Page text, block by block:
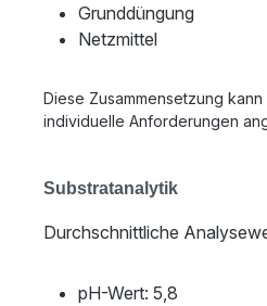
Grunddüngung
Netzmittel
Diese Zusammensetzung
individuelle Anforderungen
Substratanalytik
Durchschnittliche
pH-Wert: 5,8